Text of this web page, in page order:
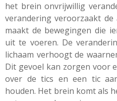
het brein onvrijwillig
verandering veroorzaakt
maakt de bewegingen die
uit te voeren. De
lichaam verhoogt de
Dit gevoel kan zorgen voor
over de tics en een tic
houden. Het brein komt als